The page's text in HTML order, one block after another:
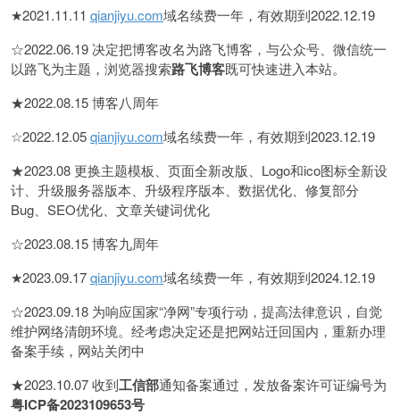
★2021.11.11 qianjiyu.com域名续费一年，有效期到2022.12.19
☆2022.06.19 决定把博客改名为路飞博客，与公众号、微信统一
以路飞为主题，浏览器搜索路飞博客既可快速进入本站。
★2022.08.15 博客八周年
☆2022.12.05qianjiyu.com域名续费一年，有效期到2023.12.19
★2023.08 更换主题模板、页面全新改版、Logo和ico图标全新设
计、升级服务器版本、升级程序版本、数据优化、修复部分
Bug、SEO优化、文章关键词优化
☆2023.08.15 博客九周年
★2023.09.17qianjiyu.com域名续费一年，有效期到2024.12.19
☆2023.09.18 为响应国家“净网”专项行动，提高法律意识，自觉
维护网络清朗环境。经考虑决定还是把网站迁回国内，重新办理
备案手续，网站关闭中
★2023.10.07 收到工信部通知备案通过，发放备案许可证编号为
粤ICP备2023109653号